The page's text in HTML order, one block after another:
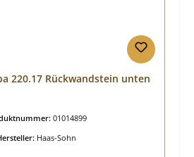
220.17 Rückwandstein unten
01014899
Haas-Sohn